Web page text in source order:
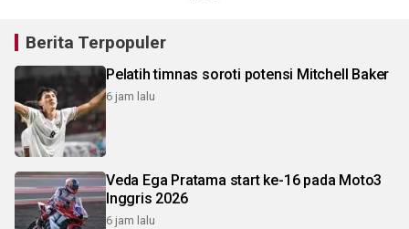
Berita Terpopuler
Pelatih timnas soroti potensi Mitchell Baker
6 jam lalu
Veda Ega Pratama start ke-16 pada Moto3
Inggris 2026
6 jam lalu